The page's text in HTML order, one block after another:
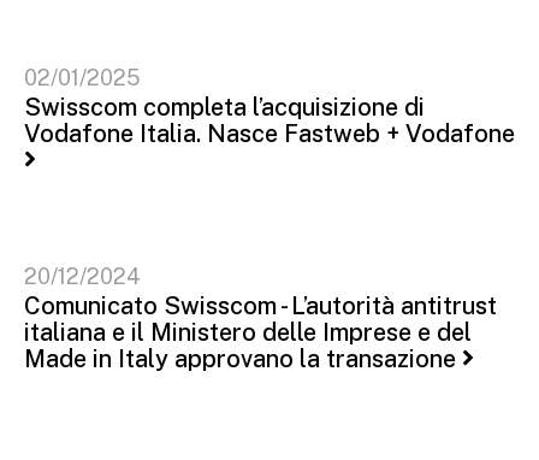
02/01/2025
Swisscom completa l’acquisizione di
Vodafone Italia. Nasce Fastweb + Vodafone
20/12/2024
Comunicato Swisscom - L’autorità antitrust
italiana e il Ministero delle Imprese e del
Made in Italy approvano la transazione